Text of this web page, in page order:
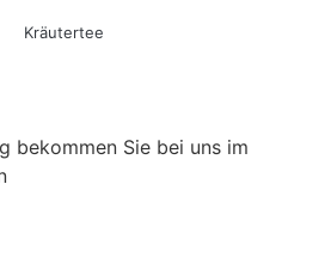
Kräutertee
bekommen Sie bei uns im